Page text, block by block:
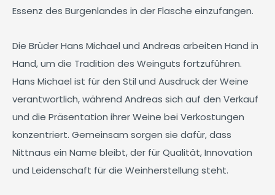
Essenz des Burgenlandes in der Flasche einzufangen.
Die Brüder Hans Michael und Andreas arbeiten Hand in
Hand, um die Tradition des Weinguts fortzuführen.
Hans Michael ist für den Stil und Ausdruck der Weine
verantwortlich, während Andreas sich auf den Verkauf
und die Präsentation ihrer Weine bei Verkostungen
konzentriert. Gemeinsam sorgen sie dafür, dass
Nittnaus ein Name bleibt, der für Qualität, Innovation
und Leidenschaft für die Weinherstellung steht.